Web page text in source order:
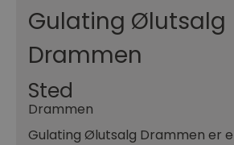
Gulating Ølutsalg
Drammen
Sted
Drammen
Gulating Ølutsalg Drammen er